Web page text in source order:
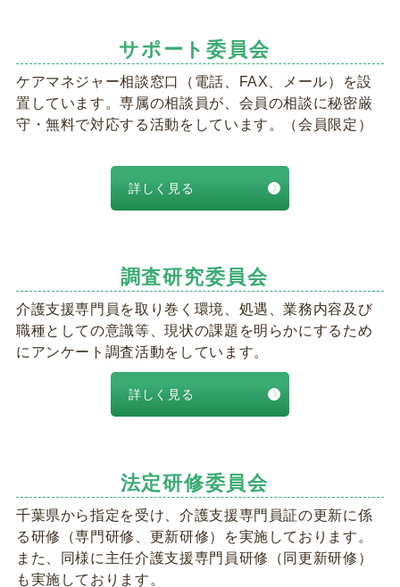
サポート委員会
ケアマネジャー相談窓口（電話、FAX、メール）を設
置しています。専属の相談員が、会員の相談に秘密厳
守・無料で対応する活動をしています。（会員限定）
詳しく見る
調査研究委員会
介護支援専門員を取り巻く環境、処遇、業務内容及び
職種としての意識等、現状の課題を明らかにするため
にアンケート調査活動をしています。
詳しく見る
法定研修委員会
千葉県から指定を受け、介護支援専門員証の更新に係
る研修（専門研修、更新研修）を実施しております。
また、同様に主任介護支援専門員研修（同更新研修）
も実施しております。